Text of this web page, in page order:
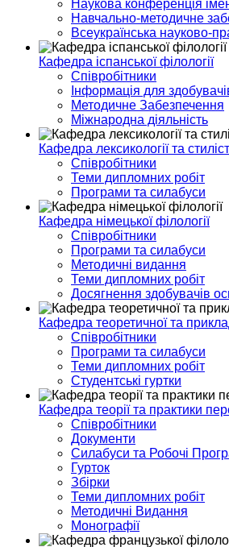
Наукова конференція
Навчально-методичне
Всеукраїнська науково-
Кафедра іспанської філології
Співробітники
Інформація для
Методичне Забезпечення
Міжнародна діяльність
Кафедра лексикології та
Співробітники
Теми дипломних робіт
Програми та силабуси
Кафедра німецької філології
Співробітники
Програми та силабуси
Методичні видання
Теми дипломних робіт
Досягнення здобувачів
Кафедра теоретичної та
Співробітники
Програми та силабуси
Теми дипломних робіт
Студентські гуртки
Кафедра теорії та практики
Співробітники
Документи
Силабуси та Робочі
Гурток
Збірки
Теми дипломних робіт
Методичні Видання
Монографії